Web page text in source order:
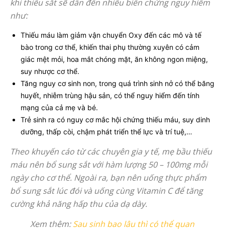
khi thiếu sắt sẽ dẫn đến nhiều biến chứng nguy hiểm
như:
Thiếu máu làm giảm vận chuyển Oxy đến các mô và tế
bào trong cơ thể, khiến thai phụ thường xuyên có cảm
giác mệt mỏi, hoa mắt chóng mặt, ăn không ngon miệng,
suy nhược cơ thể.
Tăng nguy cơ sinh non, trong quá trình sinh nở có thể băng
huyết, nhiễm trùng hậu sản, có thể nguy hiểm đến tính
mạng của cả mẹ và bé.
Trẻ sinh ra có nguy cơ mắc hội chứng thiếu máu, suy dinh
dưỡng, thấp còi, chậm phát triển thể lực và trí tuệ,…
Theo khuyến cáo từ các chuyên gia y tế, mẹ bầu thiếu
máu nên bổ sung sắt với hàm lượng 50 – 100mg mỗi
ngày cho cơ thể. Ngoài ra, bạn nên uống thực phẩm
bổ sung sắt lúc đói và uống cùng Vitamin C để tăng
cường khả năng hấp thu của dạ dày.
Xem thêm:Sau sinh bao lâu thì có thể quan